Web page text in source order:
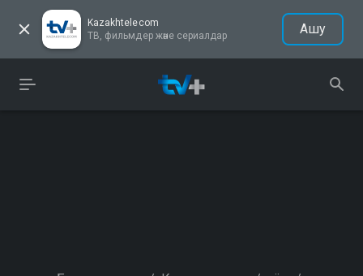
Kazakhtelecom
ТВ, фильмдер және сериалдар
Ашу